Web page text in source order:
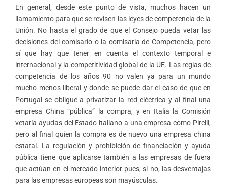
En general, desde este punto de vista, muchos hacen un
llamamiento para que se revisen las leyes de competencia de la
Unión. No hasta el grado de que el Consejo pueda vetar las
decisiones del comisario o la comisaria de Competencia, pero
sí que hay que tener en cuenta el contexto temporal e
internacional y la competitividad global de la UE. Las reglas de
competencia de los años 90 no valen ya para un mundo
mucho menos liberal y donde se puede dar el caso de que en
Portugal se obligue a privatizar la red eléctrica y al final una
empresa China “pública” la compra, y en Italia la Comisión
vetaría ayudas del Estado italiano a una empresa como Pirelli,
pero al final quien la compra es de nuevo una empresa china
estatal. La regulación y prohibición de financiación y ayuda
pública tiene que aplicarse también a las empresas de fuera
que actúan en el mercado interior pues, si no, las desventajas
para las empresas europeas son mayúsculas.